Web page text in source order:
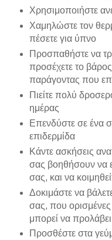
Χρησιμοποιήστε
Χαμηλώστε τον
πέσετε για ύπνο
Προσπαθήστε να
προσέχετε το
παράγοντας που
Πιείτε πολύ
ημέρας
Επενδύστε σε ένα
επιδερμίδα
Κάντε ασκήσεις
σας βοηθήσουν να
σας, και να
Δοκιμάστε να
σας, που ορισμένες
μπορεί να προλάβει
Προσθέστε στα